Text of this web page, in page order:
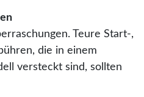
Teure Start-,
die in einem
versteckt sind, sollten